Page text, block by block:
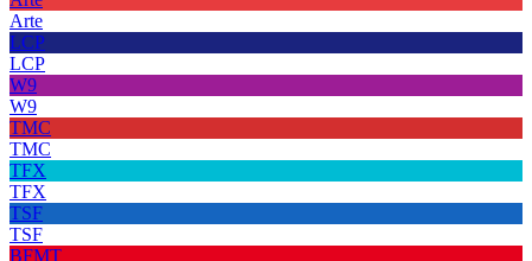
Arte
LCP
LCP
W9
W9
TMC
TMC
TFX
TFX
TSF
TSF
BFMT